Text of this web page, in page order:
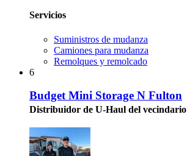
Servicios
Suministros de mudanza
Camiones para mudanza
Remolques y remolcado
6
Budget Mini Storage N Fulton
Distribuidor de U-Haul del vecindario